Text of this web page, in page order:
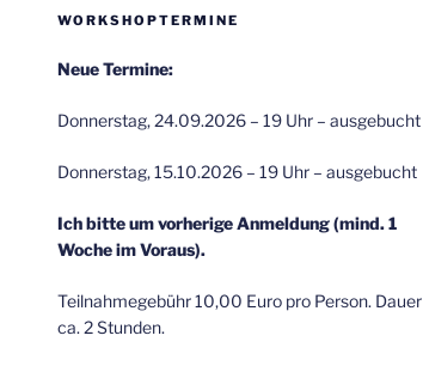
WORKSHOPTERMINE
Neue Termine:
Donnerstag, 24.09.2026 – 19 Uhr – ausgebucht
Donnerstag, 15.10.2026 – 19 Uhr – ausgebucht
Ich bitte um vorherige Anmeldung (mind. 1
Woche im Voraus).
Teilnahmegebühr 10,00 Euro pro Person. Dauer
ca. 2 Stunden.